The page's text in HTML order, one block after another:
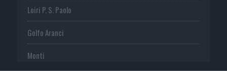
Loiri P. S. Paolo
Golfo Aranci
Monti